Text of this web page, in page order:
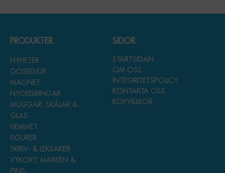
PRODUKTER
NYHETER
GOSEDJUR
MAGNET
NYCKELRINGAR
MUGGAR, SKÅLAR &
GLAS
HEMMET
FIGURER
SKRIV- & LEKSAKER
VYKORT, MÄRKEN &
PINS
SIDOR
STARTSIDAN
OM OSS
INTEGRITETSPOLICY
KONTAKTA OSS
KÖPVILLKOR